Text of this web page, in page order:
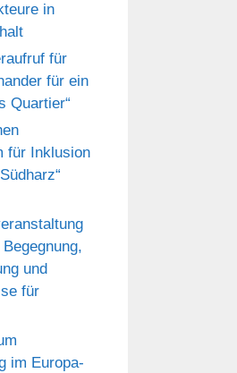
in
für
für ein
Quartier“
für Inklusion
und
für
im Europa-